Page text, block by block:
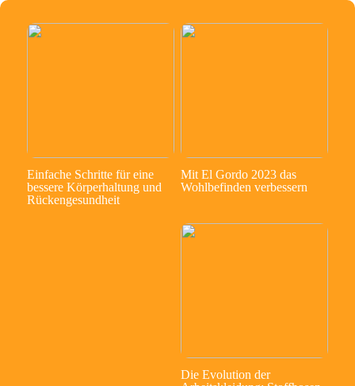
Einfache Schritte für eine
bessere Körperhaltung und
Rückengesundheit
Mit El Gordo 2023 das
Wohlbefinden verbessern
Die Evolution der